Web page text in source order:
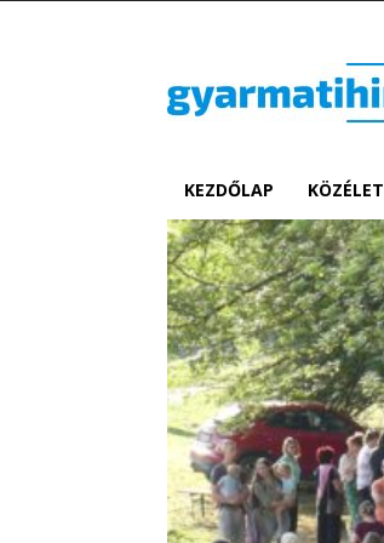
KEZDŐLAP KÖZÉLET